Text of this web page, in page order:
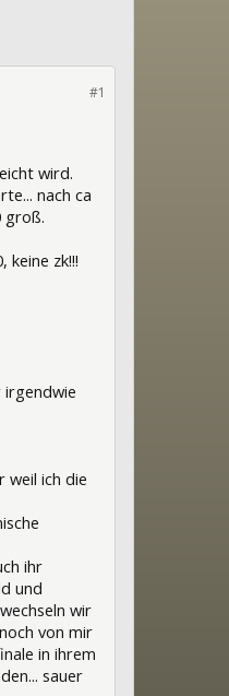
#1
wird.
nach ca
groß.
zk!!!
irgendwie
weil ich die
ihr
und
wir
von mir
in ihrem
sauer